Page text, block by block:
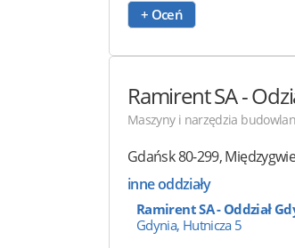
+ Oceń
RamirentSA -
Maszyny i narzędzia
Gdańsk80-299,
inne oddziały
Ramirent SA - Oddział
Gdynia, Hutnicza 5